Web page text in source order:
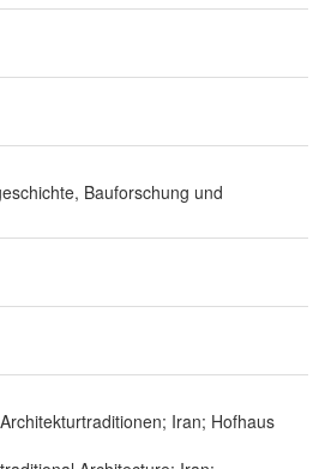
Bauforschung und
Iran; Hofhaus